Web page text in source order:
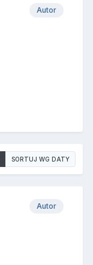
Autor
SORTUJ WG DATY
Autor